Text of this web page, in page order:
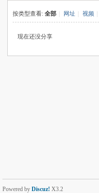
按类型查看: 全部 网址 视频
现在还没分享
Powered by Discuz! X3.2